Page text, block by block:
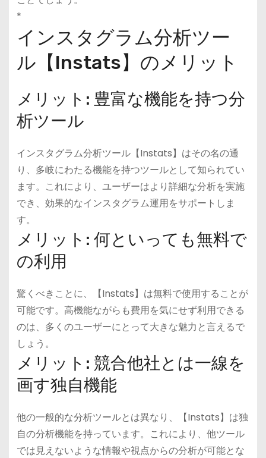
*
インスタグラム分析ツー
ル【Instats】のメリット
メリット: 豊富な機能を持つ分
析ツール
インスタグラム分析ツール【Instats】はその名の通
り、多岐にわたる機能を持つツールとして知られてい
ます。これにより、ユーザーはより詳細な分析を実施
でき、効果的なインスタグラム運用をサポートしま
す。
メリット: 何といっても無料で
の利用
驚くべきことに、【Instats】は無料で使用することが
可能です。高機能ながらも費用を気にせず利用できる
のは、多くのユーザーにとって大きな魅力と言えるで
しょう。
メリット: 競合他社とは一線を
画す独自機能
他の一般的な分析ツールとは異なり、【Instats】は独
自の分析機能を持っています。これにより、他ツール
では見えないような情報や視点からの分析が可能とな